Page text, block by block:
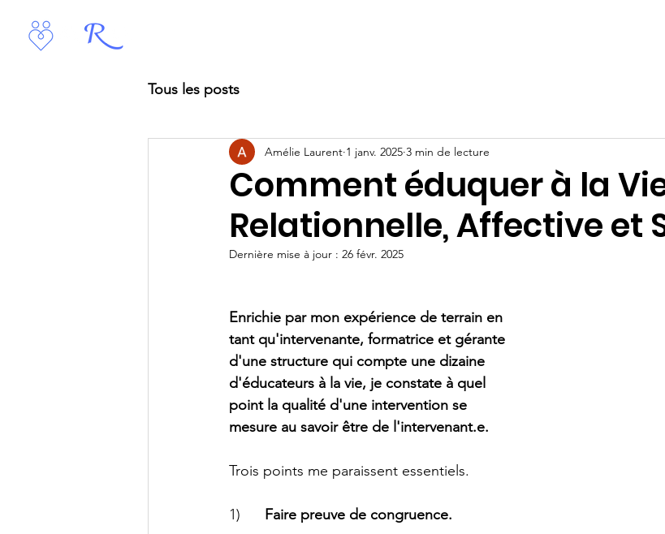
Tous les posts
Comment éduquer à la
Relationnelle, Affective et
Amélie Laurent 1 janv. 2025 3 min de lecture
Dernière mise à jour : 26 févr. 2025
Enrichie par mon expérience de terrain en
tant qu'intervenante, formatrice et gérante
d'une structure qui compte une dizaine
d'éducateurs à la vie, je constate à quel
point la qualité d'une intervention se
mesure au savoir être de l'intervenant.e.
Trois points me paraissent essentiels.
1) Faire preuve de congruence.